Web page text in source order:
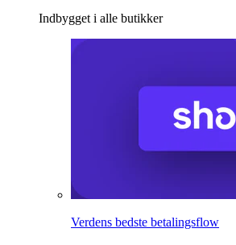
Indbygget i alle butikker
Verdens bedste betalingsflow